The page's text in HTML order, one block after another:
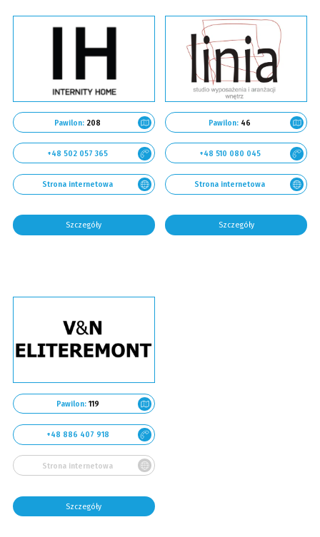
Pawilon: 208
+48 502 057 365
Strona internetowa
Szczegóły
Pawilon: 46
+48 510 080 045
Strona internetowa
Szczegóły
Pawilon:119
+48 886 407 918
Strona internetowa
Szczegóły